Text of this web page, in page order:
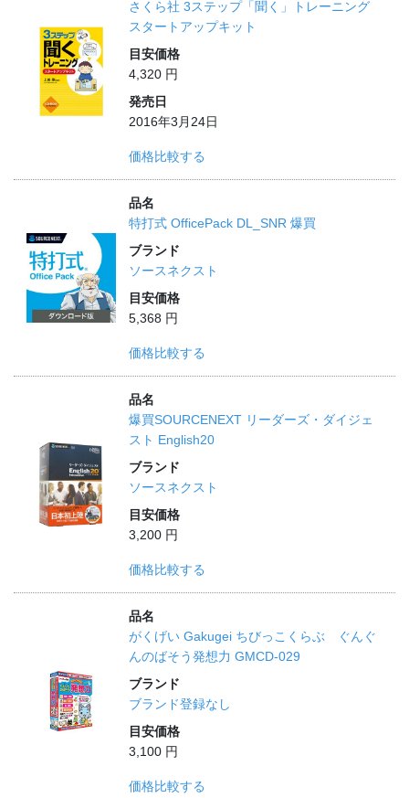
さくら社 3ステップ「聞く」トレーニング
スタートアップキット
目安価格
4,320 円
発売日
2016年3月24日
価格比較する
品名
特打式 OfficePack DL_SNR 爆買
ブランド
ソースネクスト
目安価格
5,368 円
価格比較する
品名
爆買SOURCENEXT リーダーズ・ダイジェ
スト English20
ブランド
ソースネクスト
目安価格
3,200 円
価格比較する
品名
がくげい Gakugei ちびっこくらぶ ぐんぐ
んのばそう発想力 GMCD-029
ブランド
ブランド登録なし
目安価格
3,100 円
価格比較する